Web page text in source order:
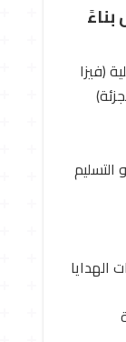
(فيزا
التسليم
الهدايا